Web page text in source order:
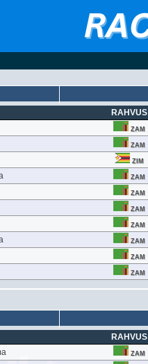
RAHVUS
ZAM
ZAM
ZIM
ZAM
ZAM
ZAM
ZAM
ZAM
ZAM
ZAM
RAHVUS
ZAM